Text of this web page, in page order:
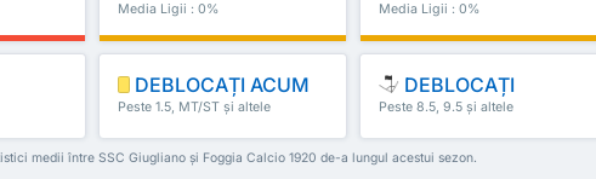
Media Ligii : 0% Media Ligii : 0%
DEBLOCAȚI ACUM
Peste 1.5, MT/ST și altele
DEBLOCAȚI
Peste 8.5, 9.5 și altele
medii între SSC Giugliano și Foggia Calcio 1920 de-a lungul acestui sezon.